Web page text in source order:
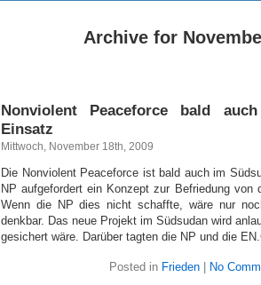
Archive for
Nonviolent Peaceforce bald
Einsatz
Mittwoch, November 18th, 2009
Die Nonviolent Peaceforce ist bald auch im
NP aufgefordert ein Konzept zur Befriedung
Wenn die NP dies nicht schaffte, wäre nur
denkbar. Das neue Projekt im Südsudan wird
gesichert wäre. Darüber tagten die NP und die
Posted in Frieden| No